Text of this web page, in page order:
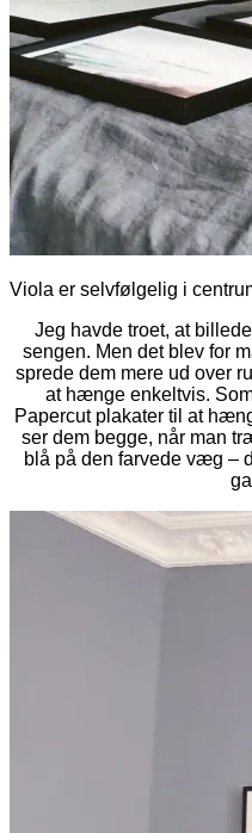
Viola er selvfølgelig i
Jeg havde troet, at
sengen. Men det blev for
sprede dem mere ud over
at hænge enkeltvis.
Papercut plakater til at
ser dem begge, når man
blå på den farvede væg –